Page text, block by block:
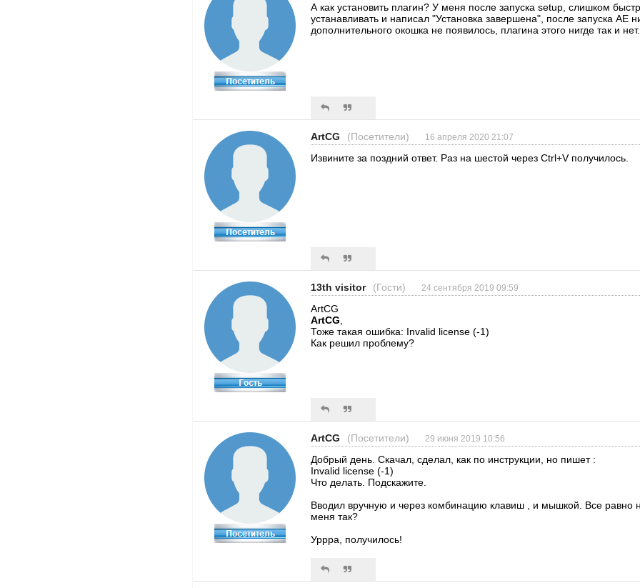
А как установить плагин? У меня после запуска setup, слишком
устанавливать и написал "Установка завершена", после запуска AE
дополнительного окошка не появилось, плагина этого нигде так и
ArtCG (Посетители) 16 апреля 2020 21:07
Извините за поздний ответ. Раз на шестой через Ctrl+V получилось.
13th visitor (Гости) 24 сентября 2019 09:59
ArtCG
ArtCG
Тоже такая ошибка: Invalid license (-1)
Как решил проблему?
ArtCG (Посетители) 29 июня 2019 10:56
Добрый день. Скачал, сделал, как по инструкции, но пишет :
Invalid license (-1)
Что делать. Подскажите.
Вводил вручную и через комбинацию клавиш , и мышкой. Все равно
меня так?
Уррра, получилось!